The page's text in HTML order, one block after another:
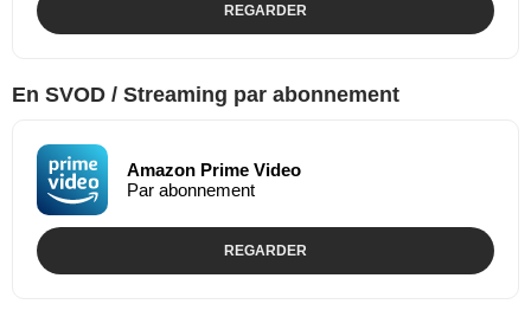
REGARDER
En SVOD / Streaming par abonnement
Amazon Prime Video
Par abonnement
REGARDER